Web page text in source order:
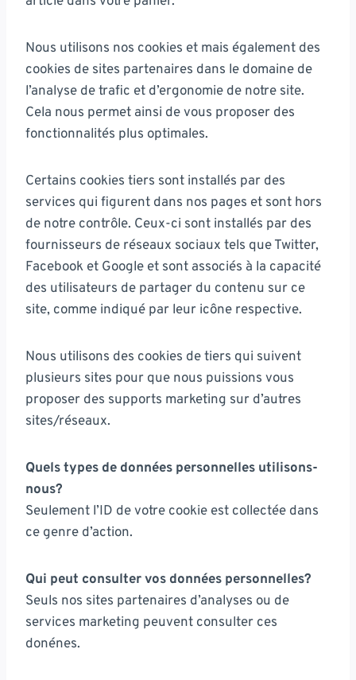
Nous utilisons nos cookies et mais également des
cookies de sites partenaires dans le domaine de
l’analyse de trafic et d’ergonomie de notre site.
Cela nous permet ainsi de vous proposer des
fonctionnalités plus optimales.
Certains cookies tiers sont installés par des
services qui figurent dans nos pages et sont hors
de notre contrôle. Ceux-ci sont installés par des
fournisseurs de réseaux sociaux tels que Twitter,
Facebook et Google et sont associés à la capacité
des utilisateurs de partager du contenu sur ce
site, comme indiqué par leur icône respective.
Nous utilisons des cookies de tiers qui suivent
plusieurs sites pour que nous puissions vous
proposer des supports marketing sur d’autres
sites/réseaux.
Quels types de données personnelles utilisons-
nous?
Seulement l’ID de votre cookie est collectée dans
ce genre d’action.
Qui peut consulter vos données personnelles?
Seuls nos sites partenaires d’analyses ou de
services marketing peuvent consulter ces
donénes.